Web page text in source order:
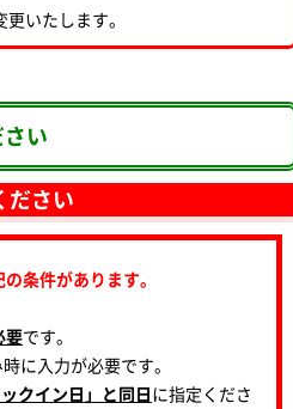
いたします。
い
ださい
条件があります。
要です。
に入力が必要です。
ックイン日」と同日に指定くださ